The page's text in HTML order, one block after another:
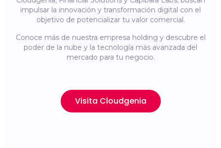
impulsar la innovación y transformación digital con el
objetivo de potencializar tu valor comercial.
Conoce más de nuestra empresa holding y descubre el
poder de la nube y la tecnología más avanzada del
mercado para tu negocio.
Visita Cloudgenia